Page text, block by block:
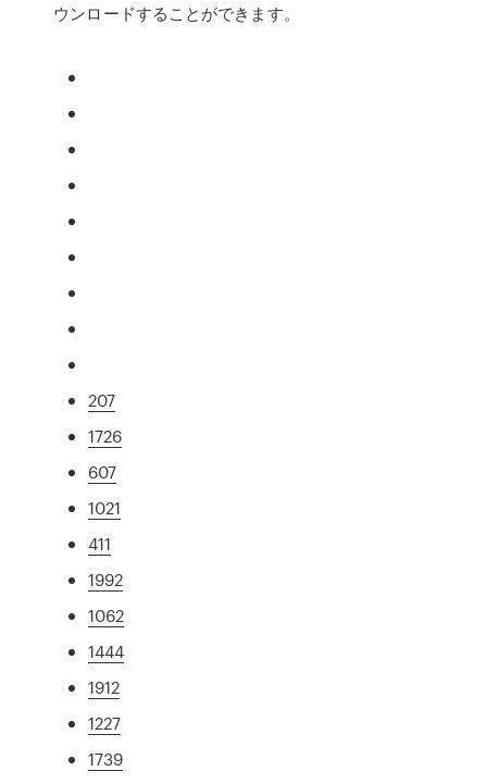
ウンロードすることができます。
207
1726
607
1021
411
1992
1062
1444
1912
1227
1739